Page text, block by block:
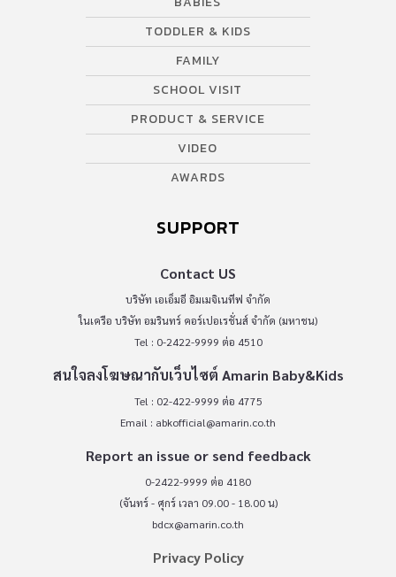
TODDLER & KIDS
FAMILY
SCHOOL VISIT
PRODUCT & SERVICE
VIDEO
AWARDS
SUPPORT
Contact US
บริษัท เอเอ็มอี อิมเมจิเนทีฟ จำกัด
ในเครือ บริษัท อมรินทร์ คอร์เปอเรชั่นส์ จำกัด (มหาชน)
Tel : 0-2422-9999 ต่อ 4510
สนใจลงโฆษณากับเว็บไซต์ Amarin Baby&Kids
Tel : 02-422-9999 ต่อ 4775
Email : abkofficial@amarin.co.th
Report an issue or send feedback
0-2422-9999 ต่อ 4180
(จันทร์ - ศุกร์ เวลา 09.00 - 18.00 น)
bdcx@amarin.co.th
Privacy Policy